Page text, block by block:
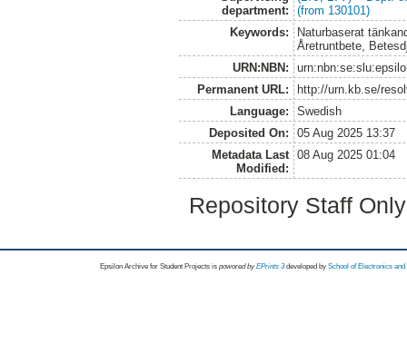
department:
(from 130101)
Keywords:
Naturbaserat
Åretruntbete,
URN:NBN:
Permanent URL:
http://urn.kb.se/
Language:
Swedish
Deposited On:
05 Aug 2025 13:37
Metadata Last
Modified:
08 Aug 2025 01:04
Repository Staff
Epsilon Archive for Student Projects is powored byEPrints 3 developed by School of Electronics